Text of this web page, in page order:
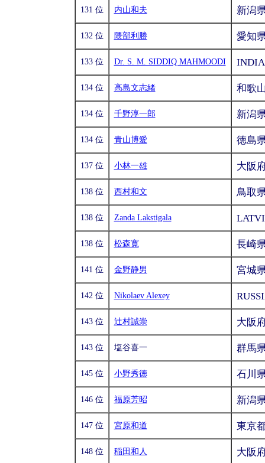
131 位 内山和夫 新潟
132 位 隈部利勝 愛知
133 位 Dr. S. M. SIDDIQ MAHMOODI INDIA
134 位 高島文志緒 和歌
134 位 千野淳一郎 新潟
134 位 青山博愛 徳島
137 位 小林一雄 大阪
138 位 西村和文 鳥取
138 位 Zanda Lakstigala
138 位 松森寛 長崎
141 位 金野静男 宮城
142 位 Nikolaev Alexey
143 位 辻村誠崇 大阪
143 位 塩谷喜一 群馬
145 位 小野秀徳 石川
146 位 福原芳昭 新潟
147 位 宮原和道 東京
148 位 稲田和人 大阪